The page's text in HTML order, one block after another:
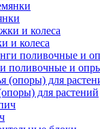
и колеса
поливочные и
для растений